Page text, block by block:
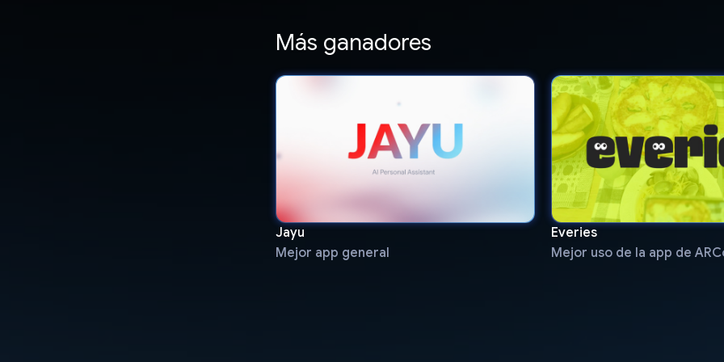
Más ganadores
Jayu
Mejor app general
Everies
Mejor uso de la app de